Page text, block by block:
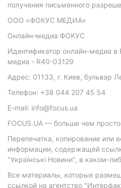
получения письменного
ООО «ФОКУС МЕДИА»
Онлайн-медиа ФОКУС
Идентификатор онлайн-медиа в
медиа - R40-03129
Адрес: 01133, г. Киев, бульвар
Телефон: +38 044 207 45 54
E-mail: info@focus.ua
FOCUS.UA — больше чем просто
Перепечатка, копирование или
информации, содержащей
"Українські Новини", в каком-
Все материалы, которые
ссылкой на агентство